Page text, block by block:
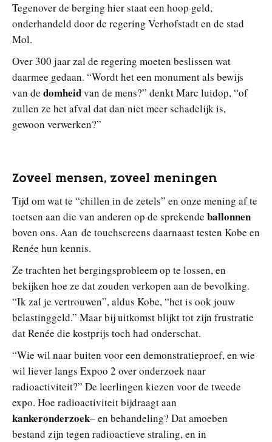
Tegenover de berging hier staat een hoop geld,
onderhandeld door de regering Verhofstadt en de stad
Mol.
Over 300 jaar zal de regering moeten beslissen wat
daarmee gedaan. “Wordt het een monument als bewijs
van de domheidvan de mens?” denkt Marc luidop, “of
zullen ze het afval dat dan niet meer schadelijk is,
gewoon verwerken?”
Zoveel mensen, zoveel meningen
Tijd om wat te “chillen in de zetels” en onze mening af te
toetsen aan die van anderen op de sprekende ballonnen
boven ons. Aan de touchscreens daarnaast testen Kobe en
Renée hun kennis.
Ze trachten het bergingsprobleem op te lossen, en
bekijken hoe ze dat zouden verkopen aan de bevolking.
“Ik zal je vertrouwen”, aldus Kobe, “het is ook jouw
belastinggeld.” Maar bij uitkomst blijkt tot zijn frustratie
dat Renée die kostprijs toch had onderschat.
“Wie wil naar buiten voor een demonstratieproef, en wie
wil liever langs Expoo 2 over onderzoek naar
radioactiviteit?” De leerlingen kiezen voor de tweede
expo. Hoe radioactiviteit bijdraagt aan
kankeronderzoek– en behandeling? Dat amoeben
bestand zijn tegen radioactieve straling, en in